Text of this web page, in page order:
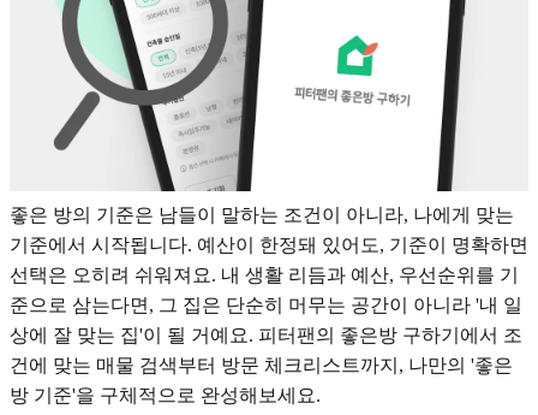
좋은 방의 기준은 남들이 말하는 조건이 아니라, 나에게 맞는
기준에서 시작됩니다. 예산이 한정돼 있어도, 기준이 명확하면
선택은 오히려 쉬워져요. 내 생활 리듬과 예산, 우선순위를 기
준으로 삼는다면, 그 집은 단순히 머무는 공간이 아니라 '내 일
상에 잘 맞는 집'이 될 거예요. 피터팬의 좋은방 구하기에서 조
건에 맞는 매물 검색부터 방문 체크리스트까지, 나만의 '좋은
방 기준'을 구체적으로 완성해보세요.